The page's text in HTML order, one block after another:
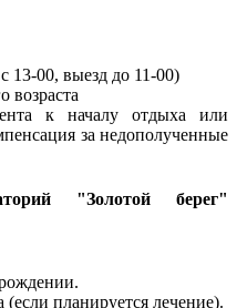
13-00, выезд до 11-00)
возраста
к началу отдыха или
за недополученные
"Золотой берег"
планируется лечение).